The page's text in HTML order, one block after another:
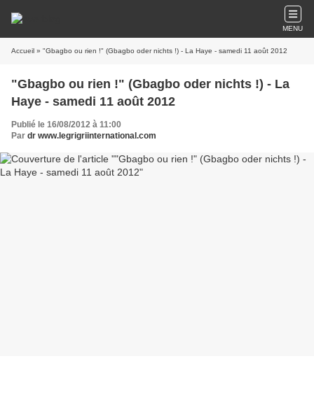
MENU
Accueil » "Gbagbo ou rien !" (Gbagbo oder nichts !) - La Haye - samedi 11 août 2012
"Gbagbo ou rien !" (Gbagbo oder nichts !) - La
Haye - samedi 11 août 2012
Publié le 16/08/2012 à 11:00
Par dr www.legrigriinternational.com